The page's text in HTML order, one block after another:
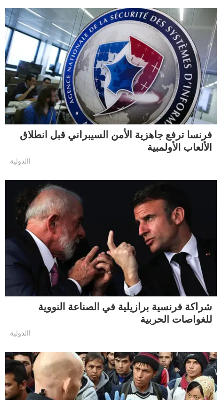
فرنسا ترفع جاهزية الأمن السيبراني قبل انطلاق
الألعاب الأولمبية
االدولية
شراكة فرنسية برازيلية في الصناعة النووية
للغواصات الحربية
االدولية